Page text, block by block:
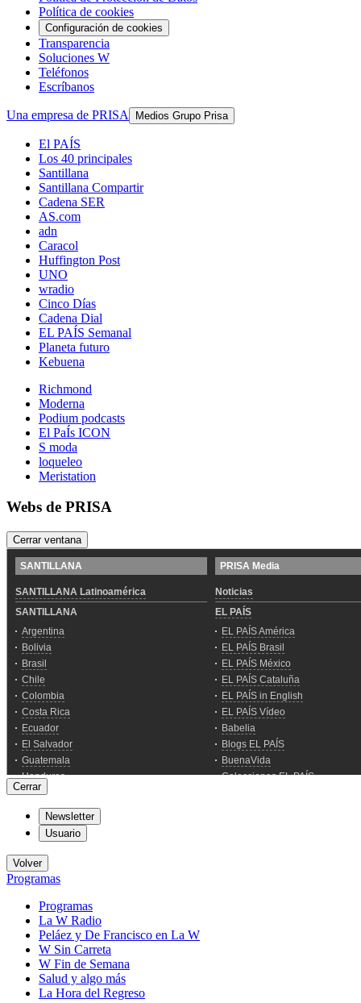
Política de cookies
Configuración de cookies
Transparencia
Soluciones W
Teléfonos
Escríbanos
Una empresa de PRISA Medios Grupo Prisa
El PAÍS
Los 40 principales
Santillana
Santillana Compartir
Cadena SER
AS.com
adn
Caracol
Huffington Post
UNO
wradio
Cinco Días
Cadena Dial
EL PAÍS Semanal
Planeta futuro
Kebuena
Richmond
Moderna
Podium podcasts
El PaÍs ICON
S moda
loqueleo
Meristation
Webs de PRISA
Cerrar ventana
Cerrar
Newsletter
Usuario
Volver
Programas
Programas
La W Radio
Peláez y De Francisco en La W
W Sin Carreta
W Fin de Semana
Salud y algo más
La Hora del Regreso